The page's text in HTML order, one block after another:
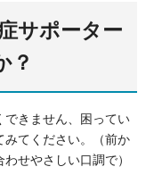
サポーター
？
できません、困ってい
みてください。（前か
せやさしい口調で）